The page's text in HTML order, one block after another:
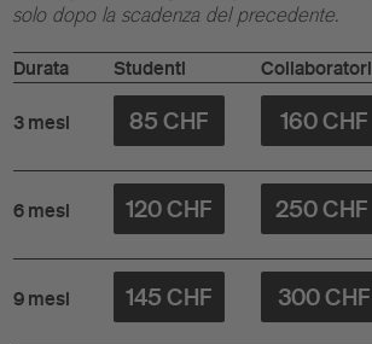
solo dopo la scadenza del precedente.
Durata Studenti Collaboratori
3 mesi 85 CHF 160 CHF
6 mesi 120 CHF 250 CHF
9 mesi 145 CHF 300 CHF